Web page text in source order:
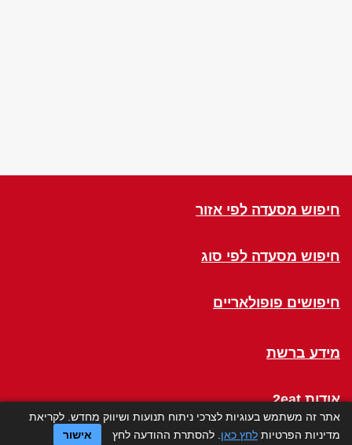
חיפוש מסעדה לפי אזור
חיפוש מסעדה לפי סוג
חיפושים פופולאריים
מידע ברשת
אודות 2eat
Click a Table
אתר זה משתמש בעוגיות לצרכי ניתוח תנועות ושיווק מחדש. לקריאת
מדיניות הפרטיות לחץ כאן . להסתרת ההודעה לחץ אישור